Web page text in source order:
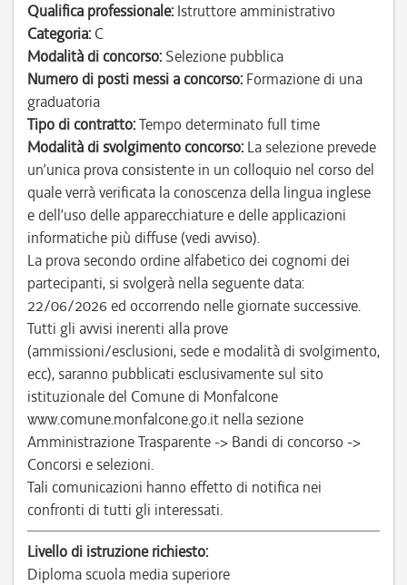
Qualifica professionale: Istruttore amministrativo
Categoria: C
Modalità di concorso: Selezione pubblica
Numero di posti messi a concorso: Formazione di una
graduatoria
Tipo di contratto:Tempo determinato full time
Modalità di svolgimento concorso: La selezione prevede
un’unica prova consistente in un colloquio nel corso del
quale verrà verificata la conoscenza della lingua inglese
e dell’uso delle apparecchiature e delle applicazioni
informatiche più diffuse (vedi avviso).
La prova secondo ordine alfabetico dei cognomi dei
partecipanti, si svolgerà nella seguente data:
22/06/2026 ed occorrendo nelle giornate successive.
Tutti gli avvisi inerenti alla prove
(ammissioni/esclusioni, sede e modalità di svolgimento,
ecc), saranno pubblicati esclusivamente sul sito
istituzionale del Comune di Monfalcone
www.comune.monfalcone.go.it nella sezione
Amministrazione Trasparente -> Bandi di concorso ->
Concorsi e selezioni.
Tali comunicazioni hanno effetto di notifica nei
confronti di tutti gli interessati.
Livello di istruzione richiesto:
Diploma scuola media superiore